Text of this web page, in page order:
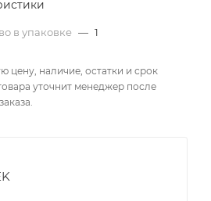
в упаковке — 1
цену, наличие, остатки и срок
уточнит менеджер после